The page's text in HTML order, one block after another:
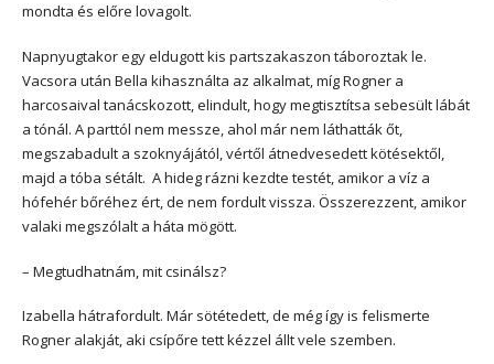
mondta és előre lovagolt.
Napnyugtakor egy eldugott kis partszakaszon táboroztak le.
Vacsora után Bella kihasználta az alkalmat, míg Rogner a
harcosaival tanácskozott, elindult, hogy megtisztítsa sebesült lábát
a tónál. A parttól nem messze, ahol már nem láthatták őt,
megszabadult a szoknyájától, vértől átnedvesedett kötésektől,
majd a tóba sétált. A hideg rázni kezdte testét, amikor a víz a
hófehér bőréhez ért, de nem fordult vissza. Összerezzent, amikor
valaki megszólalt a háta mögött.
– Megtudhatnám, mit csinálsz?
Izabella hátrafordult. Már sötétedett, de még így is felismerte
Rogner alakját, aki csípőre tett kézzel állt vele szemben.